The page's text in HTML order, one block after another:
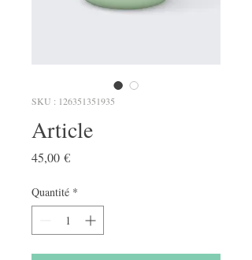
SKU : 126351351935
Article
45,00 €Prix
Quantité *